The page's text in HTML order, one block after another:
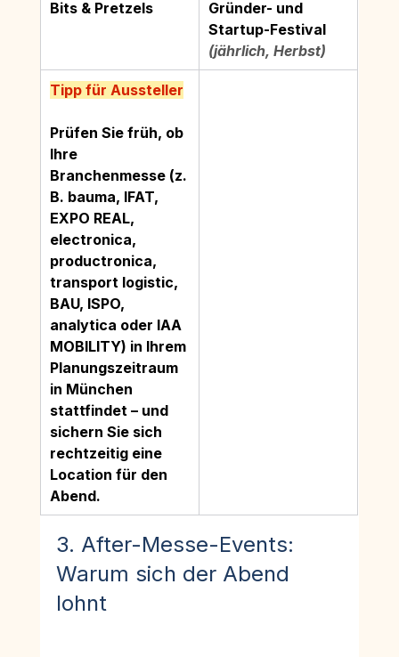
Bits & Pretzels
Gründer- und
Startup-Festival
(jährlich, Herbst)
Tipp für Aussteller
Prüfen Sie früh, ob
Ihre
Branchenmesse (z.
B. bauma, IFAT,
EXPO REAL,
electronica,
productronica,
transport logistic,
BAU, ISPO,
analytica oder IAA
MOBILITY) in Ihrem
Planungszeitraum
in München
stattfindet – und
sichern Sie sich
rechtzeitig eine
Location für den
Abend.
3. After-Messe-Events:
Warum sich der Abend
lohnt